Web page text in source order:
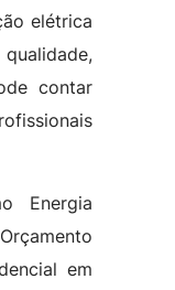
elétrica
contar
Energia
em